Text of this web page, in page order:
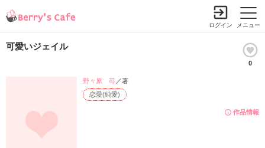
メニュー
ログイン
可愛いジェイル
0
作品情報
恋愛(純愛)
野々原 苺／著